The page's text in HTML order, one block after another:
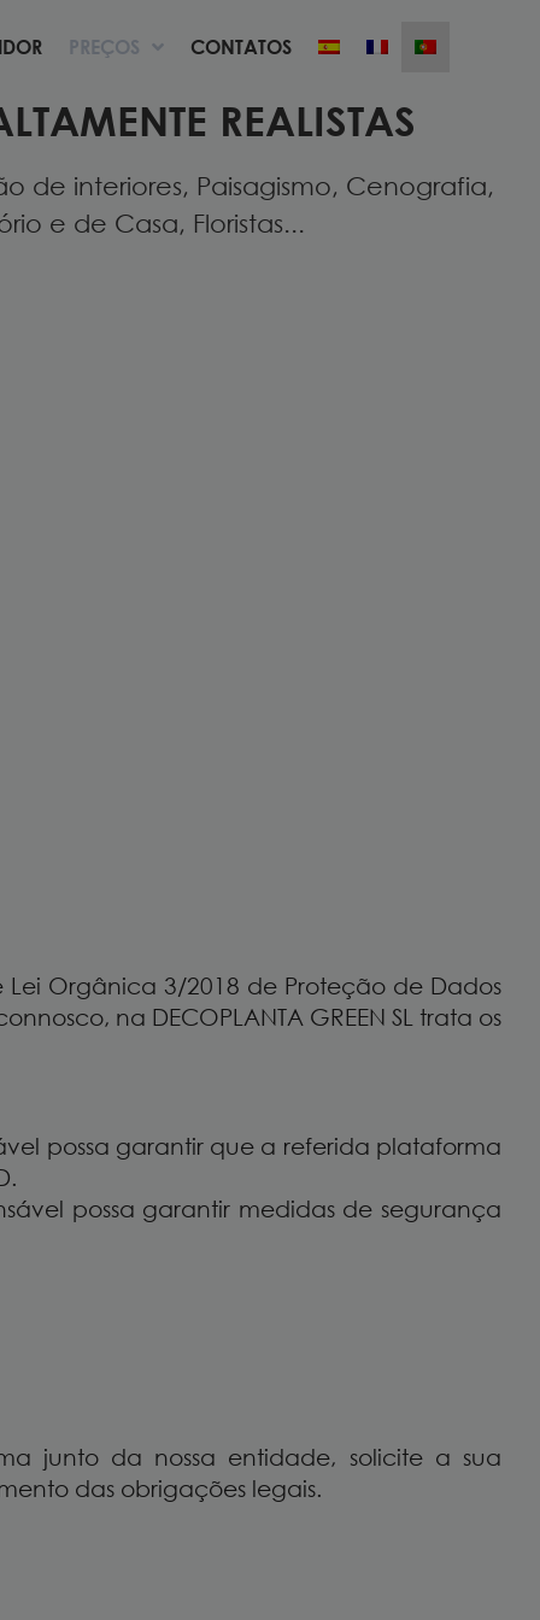
PREÇOS CONTATOS
PREÇOS CONTATOS
REALISTAS
de interiores, Paisagismo, Cenografia,
e de Casa, Floristas...
Orgânica 3/2018 de Proteção de Dados
na DECOPLANTA GREEN SL trata os
possa garantir que a referida plataforma
possa garantir medidas de segurança
junto da nossa entidade, solicite a sua
das obrigações legais.